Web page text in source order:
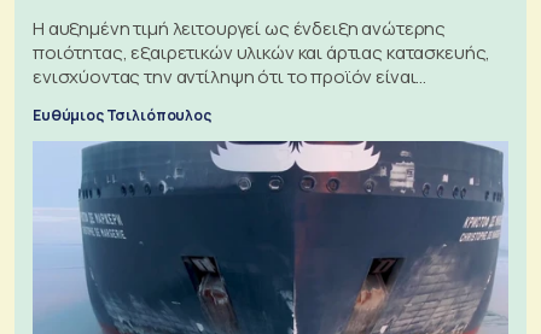
Η αυξημένη τιμή λειτουργεί ως ένδειξη ανώτερης
ποιότητας, εξαιρετικών υλικών και άρτιας κατασκευής,
ενισχύοντας την αντίληψη ότι το προϊόν είναι
Ευθύμιος Τσιλιόπουλος